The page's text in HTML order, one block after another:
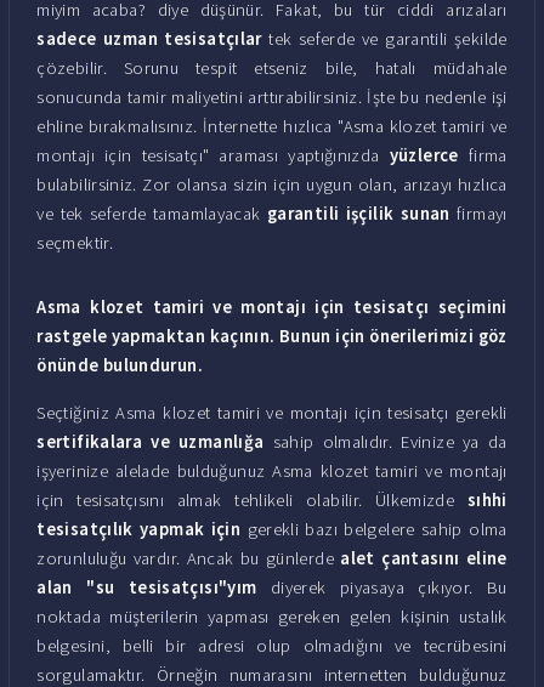
miyim acaba? diye düşünür. Fakat, bu tür ciddi arızaları
sadece uzman tesisatçılartek seferde ve garantili şekilde
çözebilir. Sorunu tespit etseniz bile, hatalı müdahale
sonucunda tamir maliyetini arttırabilirsiniz. İşte bu nedenle işi
ehline bırakmalısınız. İnternette hızlıca "Asma klozet tamiri ve
montajı için tesisatçı" araması yaptığınızda yüzlerce firma
bulabilirsiniz. Zor olansa sizin için uygun olan, arızayı hızlıca
ve tek seferde tamamlayacak garantili işçilik sunan firmayı
seçmektir.
Asma klozet tamiri ve montajı için tesisatçı seçimini
rastgele yapmaktan kaçının. Bunun için önerilerimizi göz
önünde bulundurun.
Seçtiğiniz Asma klozet tamiri ve montajı için tesisatçı gerekli
sertifikalara ve uzmanlığa sahip olmalıdır. Evinize ya da
işyerinize alelade bulduğunuz Asma klozet tamiri ve montajı
için tesisatçısını almak tehlikeli olabilir. Ülkemizde sıhhi
tesisatçılık yapmak için gerekli bazı belgelere sahip olma
zorunluluğu vardır. Ancak bu günlerde alet çantasını eline
alan "su tesisatçısı"yım diyerek piyasaya çıkıyor. Bu
noktada müşterilerin yapması gereken gelen kişinin ustalık
belgesini, belli bir adresi olup olmadığını ve tecrübesini
sorgulamaktır. Örneğin numarasını internetten bulduğunuz